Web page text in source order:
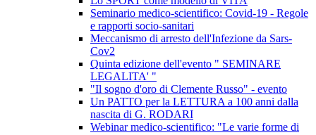
Seminario medico-scientifico: Covid-19 - Regole
e rapporti socio-sanitari
Meccanismo di arresto dell'Infezione da Sars-
Cov2
Quinta edizione dell'evento " SEMINARE
LEGALITA' "
"Il sogno d'oro di Clemente Russo" - evento
Un PATTO per la LETTURA a 100 anni dalla
nascita di G. RODARI
Webinar medico-scientifico: "Le varie forme di